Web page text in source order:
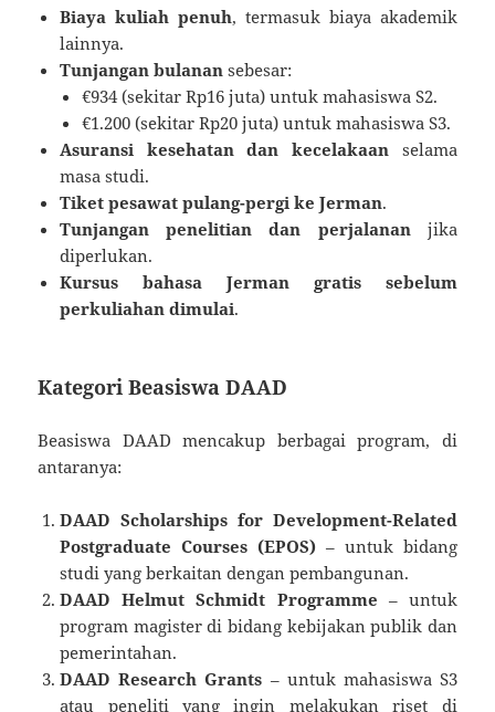
Biaya kuliah penuh, termasuk biaya akademik
lainnya.
Tunjangan bulanan sebesar:
€934 (sekitar Rp16 juta) untuk mahasiswa S2.
€1.200 (sekitar Rp20 juta) untuk mahasiswa S3.
Asuransi kesehatan dan kecelakaan selama
masa studi.
Tiket pesawat pulang-pergi ke Jerman.
Tunjangan penelitian dan perjalanan jika
diperlukan.
Kursus bahasa Jerman gratis sebelum
perkuliahan dimulai.
Kategori Beasiswa DAAD
Beasiswa DAAD mencakup berbagai program, di
antaranya:
DAAD Scholarships for Development-Related
Postgraduate Courses (EPOS) – untuk bidang
studi yang berkaitan dengan pembangunan.
DAAD Helmut Schmidt Programme – untuk
program magister di bidang kebijakan publik dan
pemerintahan.
DAAD Research Grants – untuk mahasiswa S3
atau peneliti yang ingin melakukan riset di